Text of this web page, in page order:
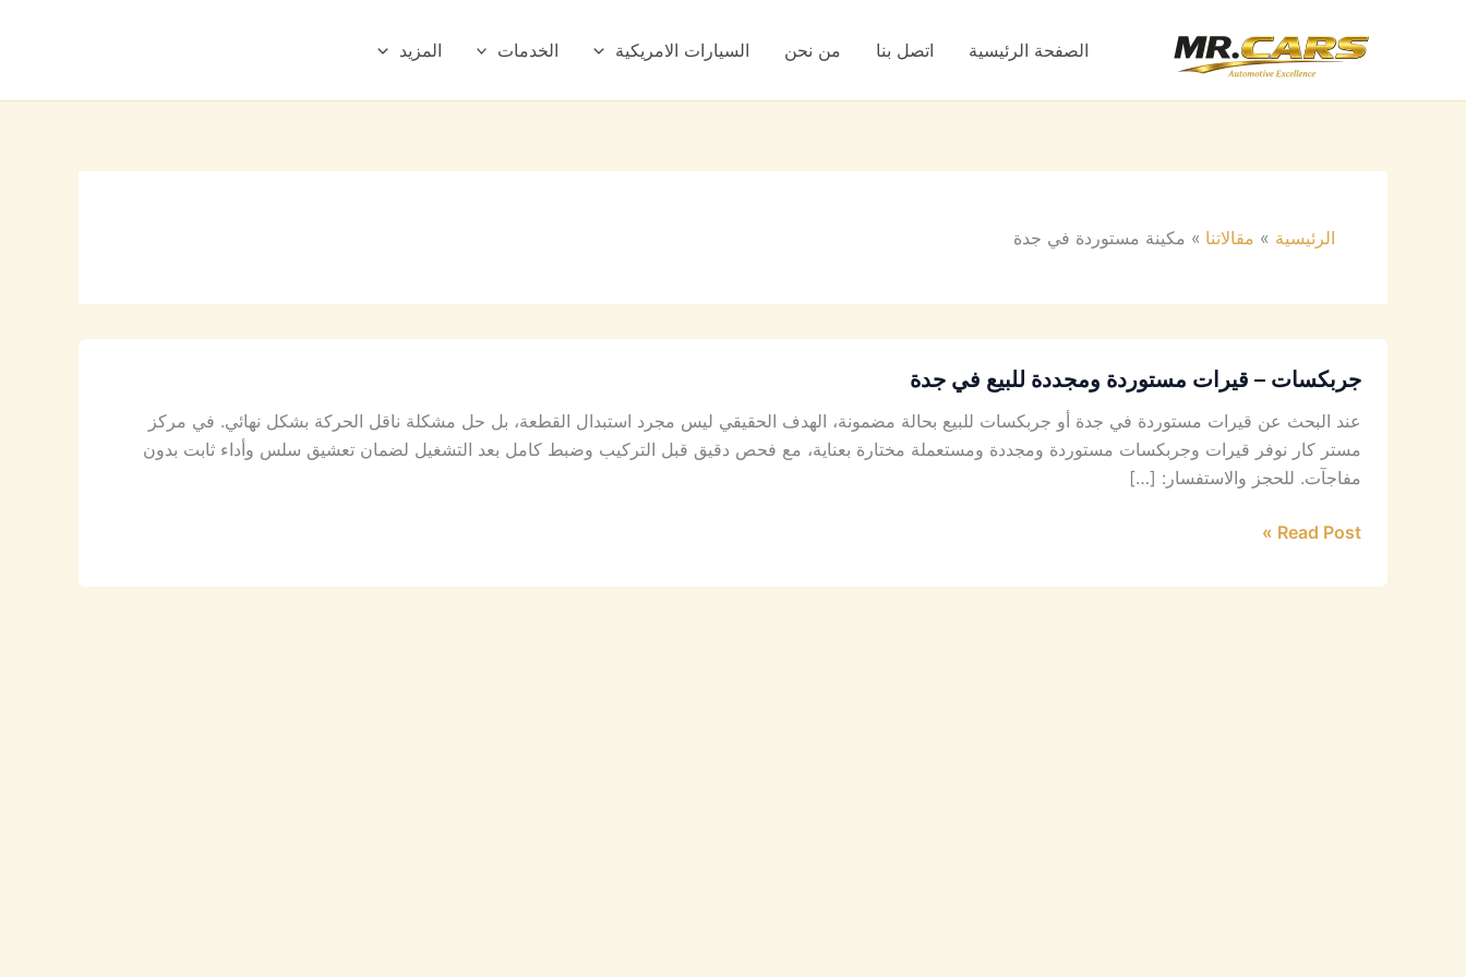
الصفحة الرئيسية اتصل بنا من نحن السيارات الامريكية الخدمات المزيد
الرئيسية مقالاتنا مكينة مستوردة في جدة
جربكسات – قيرات مستوردة ومجددة للبيع في جدة
عند البحث عن قيرات مستوردة في جدة أو جربكسات للبيع بحالة مضمونة، الهدف الحقيقي ليس مجرد استبدال القطعة، بل حل مشكلة ناقل الحركة بشكل نهائي. في مركز
مستر كار نوفر قيرات وجربكسات مستوردة ومجددة ومستعملة مختارة بعناية، مع فحص دقيق قبل التركيب وضبط كامل بعد التشغيل لضمان تعشيق سلس وأداء ثابت بدون
مفاجآت. للحجز والاستفسار: […]
Read Post »